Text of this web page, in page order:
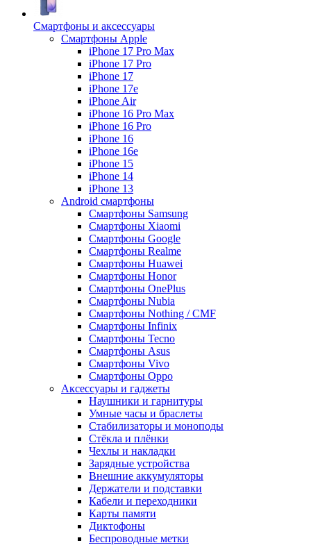
Смартфоны и аксессуары
Смартфоны Apple
iPhone 17 Pro Max
iPhone 17 Pro
iPhone 17
iPhone 17e
iPhone Air
iPhone 16 Pro Max
iPhone 16 Pro
iPhone 16
iPhone 16e
iPhone 15
iPhone 14
iPhone 13
Android cмартфоны
Смартфоны Samsung
Смартфоны Xiaomi
Смартфоны Google
Смартфоны Realme
Смартфоны Huawei
Смартфоны Honor
Смартфоны OnePlus
Смартфоны Nubia
Смартфоны Nothing / CMF
Смартфоны Infinix
Смартфоны Tecno
Смартфоны Asus
Смартфоны Vivo
Смартфоны Oppo
Аксессуары и гаджеты
Наушники и гарнитуры
Умные часы и браслеты
Стабилизаторы и моноподы
Стёкла и плёнки
Чехлы и накладки
Зарядные устройства
Внешние аккумуляторы
Держатели и подставки
Кабели и переходники
Карты памяти
Диктофоны
Беспроводные метки